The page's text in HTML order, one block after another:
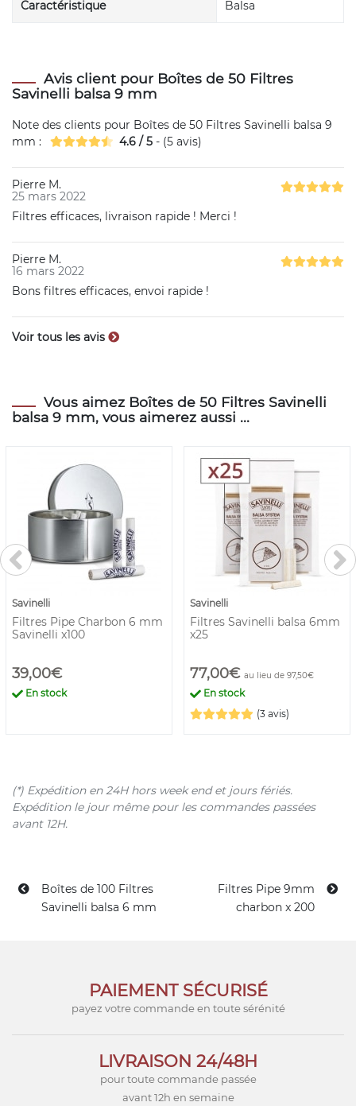
Caractéristique Balsa
Avis client pour Boîtes de 50 Filtres
Savinelli balsa 9 mm
Note des clients pour Boîtes de 50 Filtres Savinelli balsa 9
mm : 4.6 /5 - (5 avis)
Pierre M.
25 mars 2022
Filtres efficaces, livraison rapide ! Merci !
Pierre M.
16 mars 2022
Bons filtres efficaces, envoi rapide !
Voir tous les avis
Vous aimez Boîtes de 50 Filtres Savinelli
balsa 9 mm, vous aimerez aussi ...
Savinelli
Filtres Pipe Charbon 6 mm
Savinelli x100
39,00€
En stock
Savinelli
Filtres Savinelli balsa 6mm
x25
77,00€ au lieu de 97,50€
En stock
(3 avis)
(*) Expédition en 24H hors week end et jours fériés.
Expédition le jour même pour les commandes passées
avant 12H.
Boîtes de 100 Filtres
Savinelli balsa 6 mm
Filtres Pipe 9mm
charbon x 200
PAIEMENT SÉCURISÉ
payez votre commande en toute sérénité
LIVRAISON 24/48H
pour toute commande passée
avant 12h en semaine